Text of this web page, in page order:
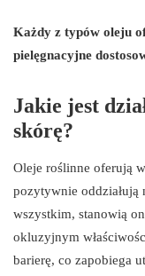
Każdy z typów oleju
pielęgnacyjne
Jakie jest
skórę?
Oleje roślinne oferują
pozytywnie oddziałują
wszystkim, stanowią
okluzyjnym
barierę, co zapobiega